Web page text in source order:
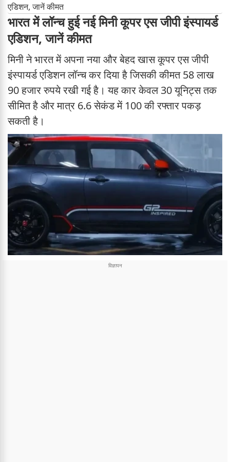
एडिशन, जानें कीमत
भारत में लॉन्च हुई नई मिनी कूपर एस जीपी इंस्पायर्ड
एडिशन, जानें कीमत
मिनी ने भारत में अपना नया और बेहद खास कूपर एस जीपी
इंस्पायर्ड एडिशन लॉन्च कर दिया है जिसकी कीमत 58 लाख
90 हजार रुपये रखी गई है। यह कार केवल 30 यूनिट्स तक
सीमित है और मात्र 6.6 सेकंड में 100 की रफ्तार पकड़
सकती है।